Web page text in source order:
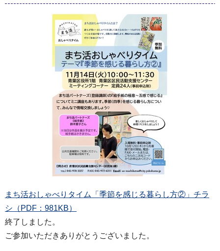
まち活おしゃべりタイム「季節を感じる暮らし方②」チラ
シ（PDF：981KB）
終了しました。
ご参加いただきありがとうございました。